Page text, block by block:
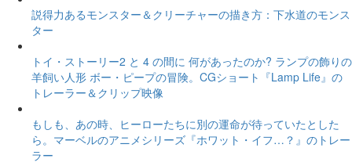
説得力あるモンスター＆クリーチャーの描き方：下水道のモンス
ター
トイ・ストーリー2 と 4 の間に 何があったのか? ランプの飾りの
羊飼い人形 ボー・ピープの冒険。CGショート『Lamp Life』の
トレーラー＆クリップ映像
もしも、あの時、ヒーローたちに別の運命が待っていたとした
ら。マーベルのアニメシリーズ『ホワット・イフ…？』のトレー
ラー